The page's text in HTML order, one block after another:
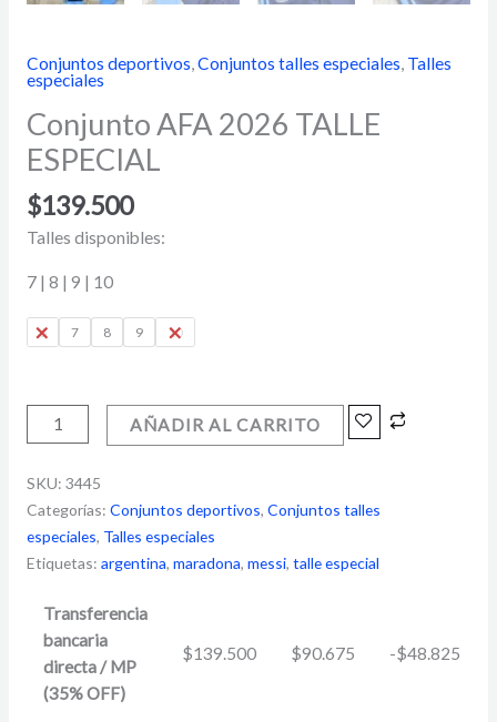
Conjuntos deportivos,Conjuntos talles especiales, Talles
especiales
Conjunto AFA 2026 TALLE
ESPECIAL
$139.500
Talles disponibles:
7 | 8 | 9 | 10
6 7 8 9 10
AÑADIR AL CARRITO
SKU: 3445
Categorías: Conjuntos deportivos, Conjuntos talles
especiales, Talles especiales
Etiquetas: argentina, maradona, messi, talle especial
Transferencia
bancaria
directa / MP
(35% OFF)
$139.500 $90.675 -$48.825